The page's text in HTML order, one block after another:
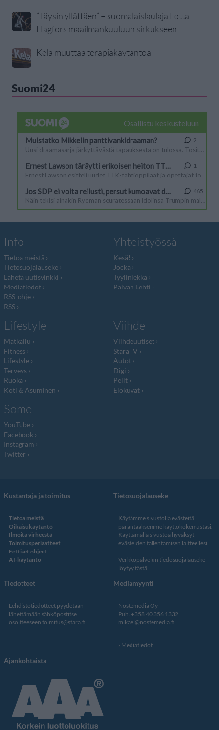
”Täysin yllättäen” – suomalaislaulaja Lotta
Hagfors maailmankuuluun sirkukseen
Kela muuttaa terapiakäytäntöä
Suomi24
Info
Tietoa meistä
Tietosuojalauseke
Lähetä uutisvinkki
Mediatiedot
RSS-ohje
RSS
Yhteistyössä
Kesä!
Jocka
Tyyliniekka
Päivän Lehti
Lifestyle
Matkailu
Fitness
Lifestyle
Terveys
Ruoka
Koti & Asuminen
Viihde
Viihdeuutiset
StaraTV
Autot
Digi
Pelit
Elokuvat
Some
YouTube
Facebook
Instagram
Twitter
Kustantaja ja toimitus
Tietoa meistä
Oikaisukäytäntö
Ilmoita virheestä
Toimitusperiaatteet
Eettiset ohjeet
AI-käytäntö
Tietosuojalauseke
Käytämme sivustolla evästeitä
parantaaksemme käyttökokemustasi.
Käyttämällä sivustoa hyväksyt
evästeiden tallentamisen laitteellesi.
Verkkopalvelun tiedosuojalauseke
löytyy tästä.
Tiedotteet
Lehdistötiedotteet pyydetään
lähettämään sähköpostitse
osoitteeseen toimitus@stara.fi
Mediamyynti
Nostemedia Oy
Puh. +358 40 356 1332
mikael@nostemedia.fi
Mediatiedot
Ajankohtaista